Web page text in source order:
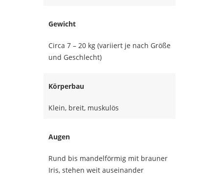
Gewicht
Circa 7 – 20 kg (variiert je nach Größe
und Geschlecht)
Körperbau
Klein, breit, muskulös
Augen
Rund bis mandelförmig mit brauner
Iris, stehen weit auseinander